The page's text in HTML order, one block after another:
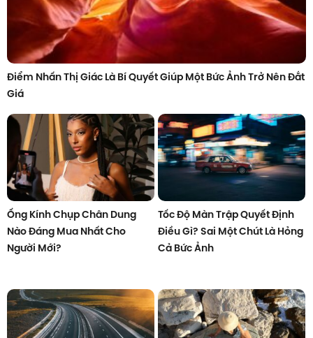
Điểm Nhấn Thị Giác Là Bí Quyết Giúp Một Bức Ảnh Trở Nên Đắt
Giá
Ống Kính Chụp Chân Dung
Nào Đáng Mua Nhất Cho
Người Mới?
Tốc Độ Màn Trập Quyết Định
Điều Gì? Sai Một Chút Là Hỏng
Cả Bức Ảnh